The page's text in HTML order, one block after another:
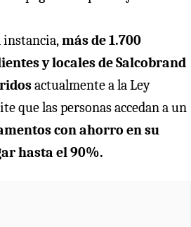
instancia,más de 1.700
y locales de Salcobrand
actualmente a la Ley
que las personas accedan a un
con ahorro en su
hasta el 90%.